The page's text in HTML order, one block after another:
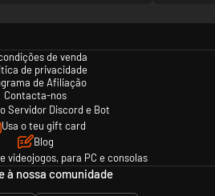
de venda
de privacidade
de Afiliação
Contacta-nos
Servidor Discord e Bot
Usa o teu gift card
Blog
videojogos, para PC e consolas
à nossa comunidade